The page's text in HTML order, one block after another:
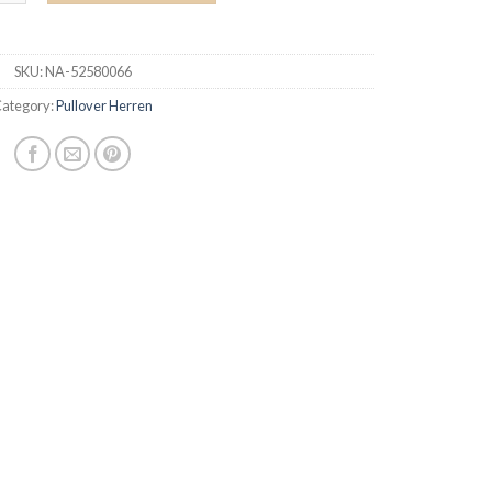
SKU:NA-52580066
Pullover Herren